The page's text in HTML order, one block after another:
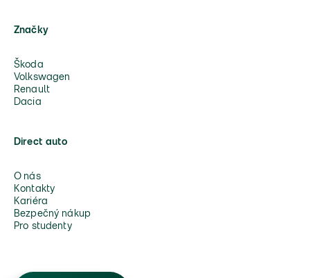
Značky
Škoda
Volkswagen
Renault
Dacia
Direct auto
O nás
Kontakty
Kariéra
Bezpečný nákup
Pro studenty